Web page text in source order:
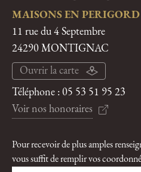
MAISONS EN PERIGORD
11 rue du 4 Septembre
24290 MONTIGNAC
Ouvrir la carte
Téléphone : 05 53 51 95 23
Voir nos honoraires
Pour recevoir de plus amples
vous suffit de remplir vos